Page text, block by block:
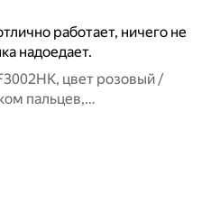
работает, ничего не
надоедает.
цвет розовый /
пальцев,
/ копилка для денег